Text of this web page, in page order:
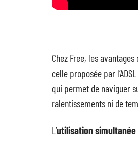
Chez Free, les avantages
celle proposée par
qui permet de naviguer
ralentissements ni de
L’utilisation